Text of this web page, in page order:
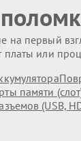
на первый
платы или
памяти
(USB,